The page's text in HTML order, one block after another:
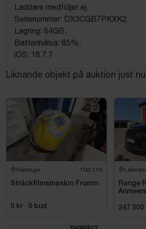
Laddare medföljer ej.
Serienummer: DX3CGB7PKXK2.
Lagring: 64GB.
Batterihälsa: 85%,
iOS: 18.7.7
Liknande objekt på auktion just nu
Haninge 10d 11h
Sträckfilmsmaskin Fromm
0 kr · 0 bud
Range
Diesel
247 500